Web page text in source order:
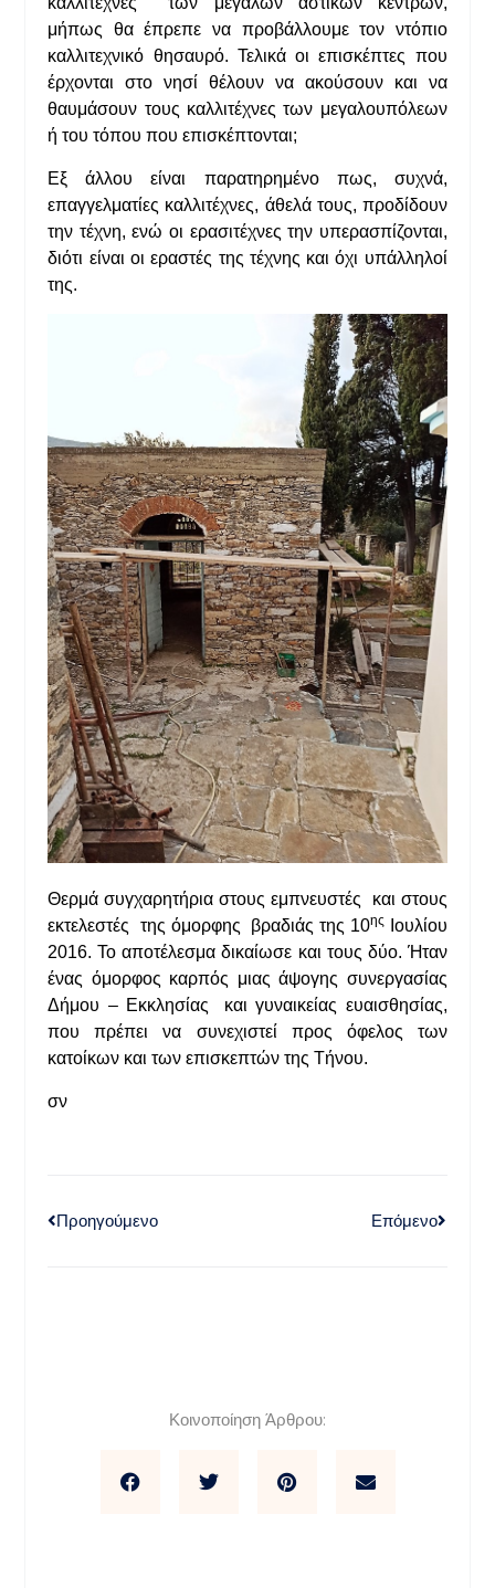
μήπως θα έπρεπε να προβάλλουμε τον ντόπιο
καλλιτεχνικό θησαυρό. Τελικά οι επισκέπτες που
έρχονται στο νησί θέλουν να ακούσουν και να
θαυμάσουν τους καλλιτέχνες των μεγαλουπόλεων
ή του τόπου που επισκέπτονται;
Εξ άλλου είναι παρατηρημένο πως, συχνά,
επαγγελματίες καλλιτέχνες, άθελά τους, προδίδουν
την τέχνη, ενώ οι ερασιτέχνες την υπερασπίζονται,
διότι είναι οι εραστές της τέχνης και όχι υπάλληλοί
της.
Θερμά συγχαρητήρια στους εμπνευστές και στους
εκτελεστές της όμορφης βραδιάς της 10ηςΙουλίου
2016. Το αποτέλεσμα δικαίωσε και τους δύο. Ήταν
ένας όμορφος καρπός μιας άψογης συνεργασίας
Δήμου – Εκκλησίας και γυναικείας ευαισθησίας,
που πρέπει να συνεχιστεί προς όφελος των
κατοίκων και των επισκεπτών της Τήνου.
σν
Προηγούμενο Επόμενο
Κοινοποίηση Άρθρου: